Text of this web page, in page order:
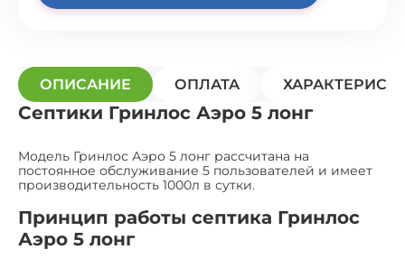
ОПИСАНИЕ ОПЛАТА
Септики Гринлос Аэро 5 лонг
Модель Гринлос Аэро 5 лонг рассчитана на
постоянное обслуживание 5 пользователей и имеет
производительность 1000л в сутки.
Принцип работы септика Гринлос
Аэро 5 лонг